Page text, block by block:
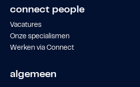
connect people
Vacatures
Onze specialismen
Werken via Connect
algemeen